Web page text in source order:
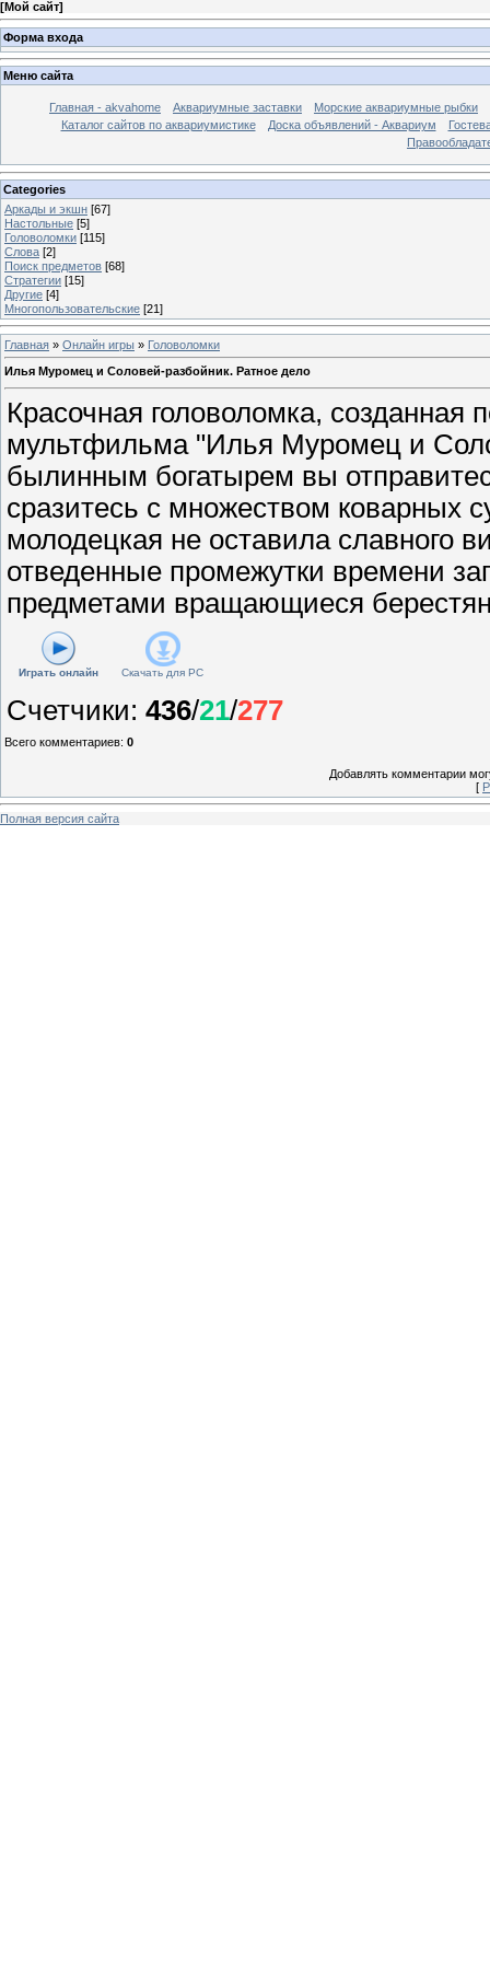
[Мой сайт]
Форма входа
Меню сайта
Главная - akvahome Аквариумные заставки
Морские аквариумные рыбки
Каталог сайтов по аквариумистике
Доска объявлений - Аквариум
Categories
Аркады и экшн [67]
Настольные [5]
Головоломки [115]
Слова [2]
Поиск предметов [68]
Стратегии [15]
Другие [4]
Многопользовательские [21]
Главная » Онлайн игры » Головоломки
Илья Муромец и Соловей-разбойник. Ратное дело
Красочная головоломка, созданная
мультфильма "Илья Муромец и
былинным богатырем вы
сразитесь с множеством коварных
молодецкая не оставила славного
отведенные промежутки времени
предметами вращающиеся
Играть онлайн Скачать для PC
Счетчики: 436/21/277
Всего комментариев: 0
Добавлять комментарии
[
Полная версия сайта